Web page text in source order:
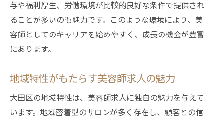
与や福利厚生、労働環境が比較的良好な条件で提供され
ることが多いのも魅力です。このような環境により、美
容師としてのキャリアを始めやすく、成長の機会が豊富
にあります。
地域特性がもたらす美容師求人の魅力
大田区の地域特性は、美容師求人に独自の魅力を与えて
います。地域密着型のサロンが多く存在し、顧客との信